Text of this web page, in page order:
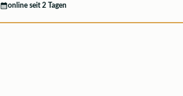
online seit 2 Tagen